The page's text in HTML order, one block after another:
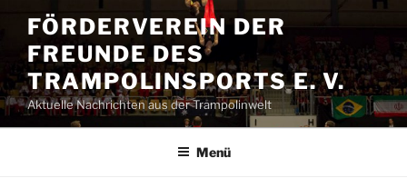
Inhalt
springen
FÖRDERVEREIN DER
FREUNDE DES
TRAMPOLINSPORTS E. V.
Aktuelle Nachrichten aus der Trampolinwelt
Menü